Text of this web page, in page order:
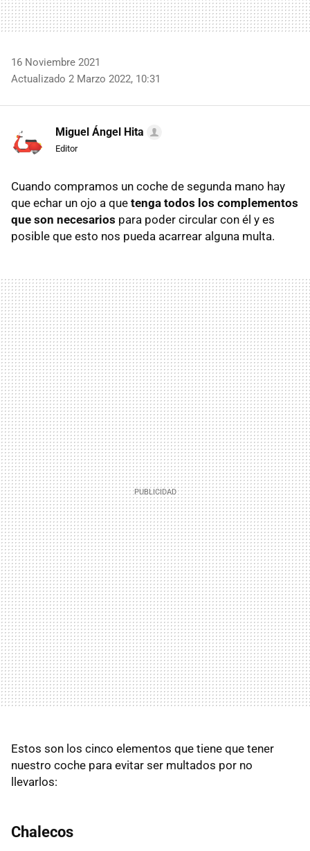
16 Noviembre 2021
Actualizado 2 Marzo 2022, 10:31
Miguel Ángel Hita
Editor
Cuando compramos un coche de segunda mano hay
que echar un ojo a que tenga todos los complementos
que son necesarios para poder circular con él y es
posible que esto nos pueda acarrear alguna multa.
Estos son los cinco elementos que tiene que tener
nuestro coche para evitar ser multados por no
llevarlos:
Chalecos